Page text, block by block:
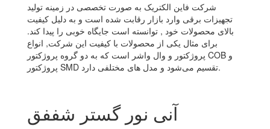
شرکت فاین الکتریک به صورت تخصصی در زمینه تولید
تجهیزات برقی وارد بازار رقابت شده است و به دلیل کیفیت
بالای محصولات خود , توانسته است جایگاه خوبی را پیدا کند.
برای مثال یکی از محصولات با کیفیت این شرکت, انواع
پروژکتور و وال واشر است که به دو گروه پروژکتور COB و
پروژکتور SMD تقسیم می‌شود و مدل های مختلفی دارد.
آنی نور گستر شففق